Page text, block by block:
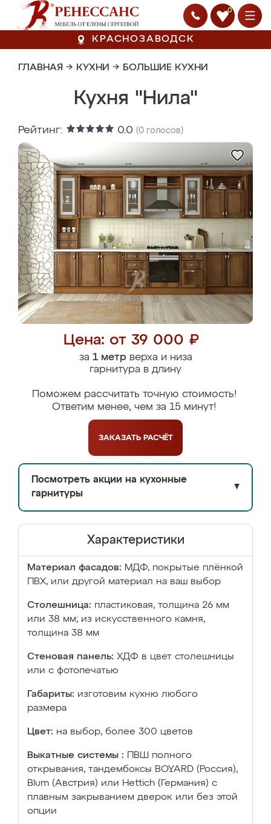
0
КРАСНОЗАВОДСК
ГЛАВНАЯ → КУХНИ → БОЛЬШИЕ КУХНИ
Кухня "Нила"
Рейтинг: 0.0 (0 голосов)
Цена: от 39 000 ₽
за 1 метрверха и низа
гарнитура в длину
Поможем рассчитать точную стоимость!
Ответим менее, чем за 15 минут!
ЗАКАЗАТЬ РАСЧЁТ
Посмотреть акции на кухонные
гарнитуры
▼
Характеристики
Материал фасадов: МДФ, покрытые плёнкой
ПВХ, или другой материал на ваш выбор
Столешница: пластиковая, толщина 26 мм
или 38 мм; из искусственного камня,
толщина 38 мм
Стеновая панель: ХДФ в цвет столешницы
или с фотопечатью
Габариты: изготовим кухню любого
размера
Цвет: на выбор, более 300 цветов
Выкатные системы :
ПВШ полного
открывания, тандембоксы BOYARD (Россия),
Blum (Австрия) или Hettich (Германия) с
плавным закрыванием дверок или без этой
опции